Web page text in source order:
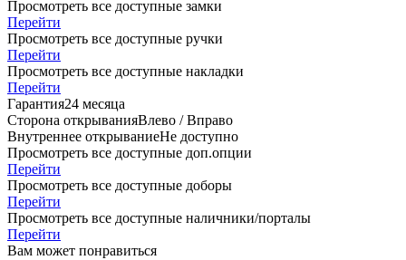
Просмотреть все доступные замки
Перейти
Просмотреть все доступные ручки
Перейти
Просмотреть все доступные накладки
Перейти
Гарантия24 месяца
Сторона открыванияВлево / Вправо
Внутреннее открываниеНе доступно
Просмотреть все доступные доп.опции
Перейти
Просмотреть все доступные доборы
Перейти
Просмотреть все доступные наличники/порталы
Перейти
Вам может понравиться